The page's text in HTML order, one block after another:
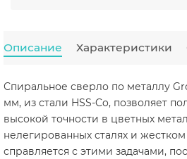
Описание Характеристики
Спиральное сверло по металлу
мм, из стали HSS-Co, позволяет
высокой точности в цветных
нелегированных сталях и
справляется с этими задачами,